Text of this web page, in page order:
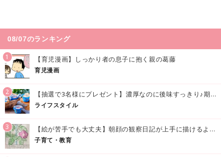
08/07のランキング
1 【育児漫画】しっかり者の息子に抱く親の葛藤
育児漫画
2 【抽選で3名様にプレゼント】濃厚なのに後味すっきり♪期間限定の「メイトーのなめらかプリン カルピス®入りソース」で夏を味わおう！
ライフスタイル
3 【絵が苦手でも大丈夫】朝顔の観察日記が上手に描けるようになる方法｜イラスト付き
子育て・教育